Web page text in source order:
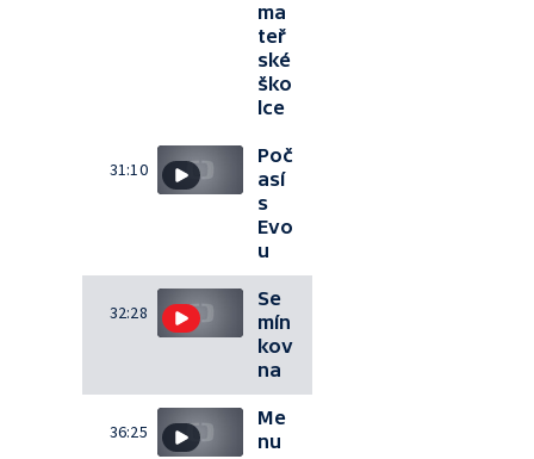
ma
teř
ské
ško
lce
31:10
Poč
así
s
Evo
u
32:28
Se
mín
kov
na
36:25
Me
nu